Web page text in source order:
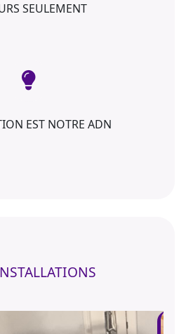
SEULEMENT
EST NOTRE ADN